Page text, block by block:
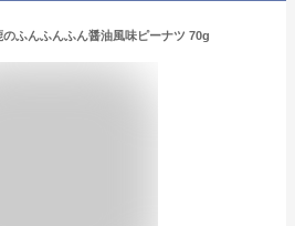
のふんふんふん醤油風味ピーナツ 70g